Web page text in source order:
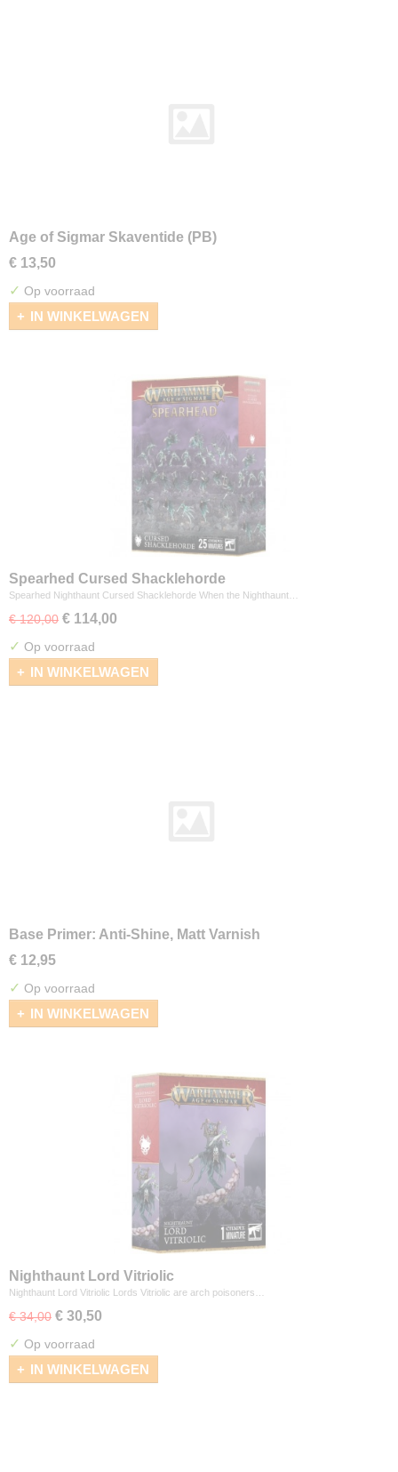
Age of Sigmar Skaventide (PB)
€ 13,50
✓ Op voorraad
IN WINKELWAGEN
Spearhed Cursed Shacklehorde
Spearhed Nighthaunt Cursed Shacklehorde When the Nighthaunt…
€ 120,00 € 114,00
✓ Op voorraad
IN WINKELWAGEN
Base Primer: Anti-Shine, Matt Varnish
€ 12,95
✓ Op voorraad
IN WINKELWAGEN
Nighthaunt Lord Vitriolic
Nighthaunt Lord Vitriolic Lords Vitriolic are arch poisoners…
€ 34,00 € 30,50
✓ Op voorraad
IN WINKELWAGEN